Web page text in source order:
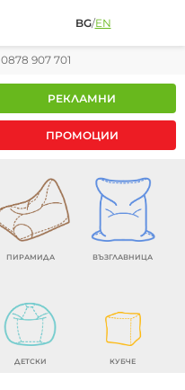
BG/EN
0878 907 701
РЕКЛАМНИ
ПРОМОЦИИ
ПИРАМИДА ВЪЗГЛАВНИЦА
ДЕТСКИ КУБЧЕ